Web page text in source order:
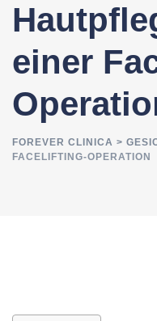
einer
FOREVER CLINICA >
FACELIFTING-OPERATION